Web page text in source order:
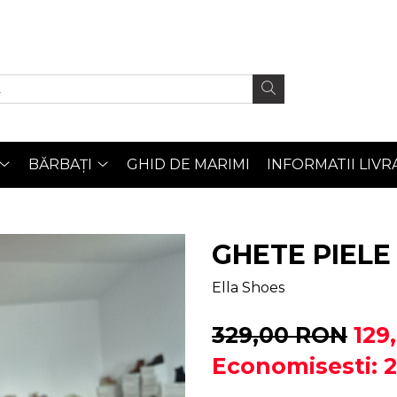
BĂRBAȚI GHID DE MARIMI INFORMATII
GHETE
Ella Shoes
329,00 RON
Economisesti: